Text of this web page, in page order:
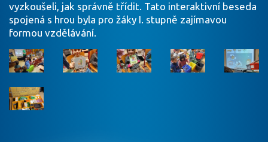
vyzkoušeli, jak správně třídit. Tato interaktivní beseda
spojená s hrou byla pro žáky I. stupně zajímavou
formou vzdělávání.